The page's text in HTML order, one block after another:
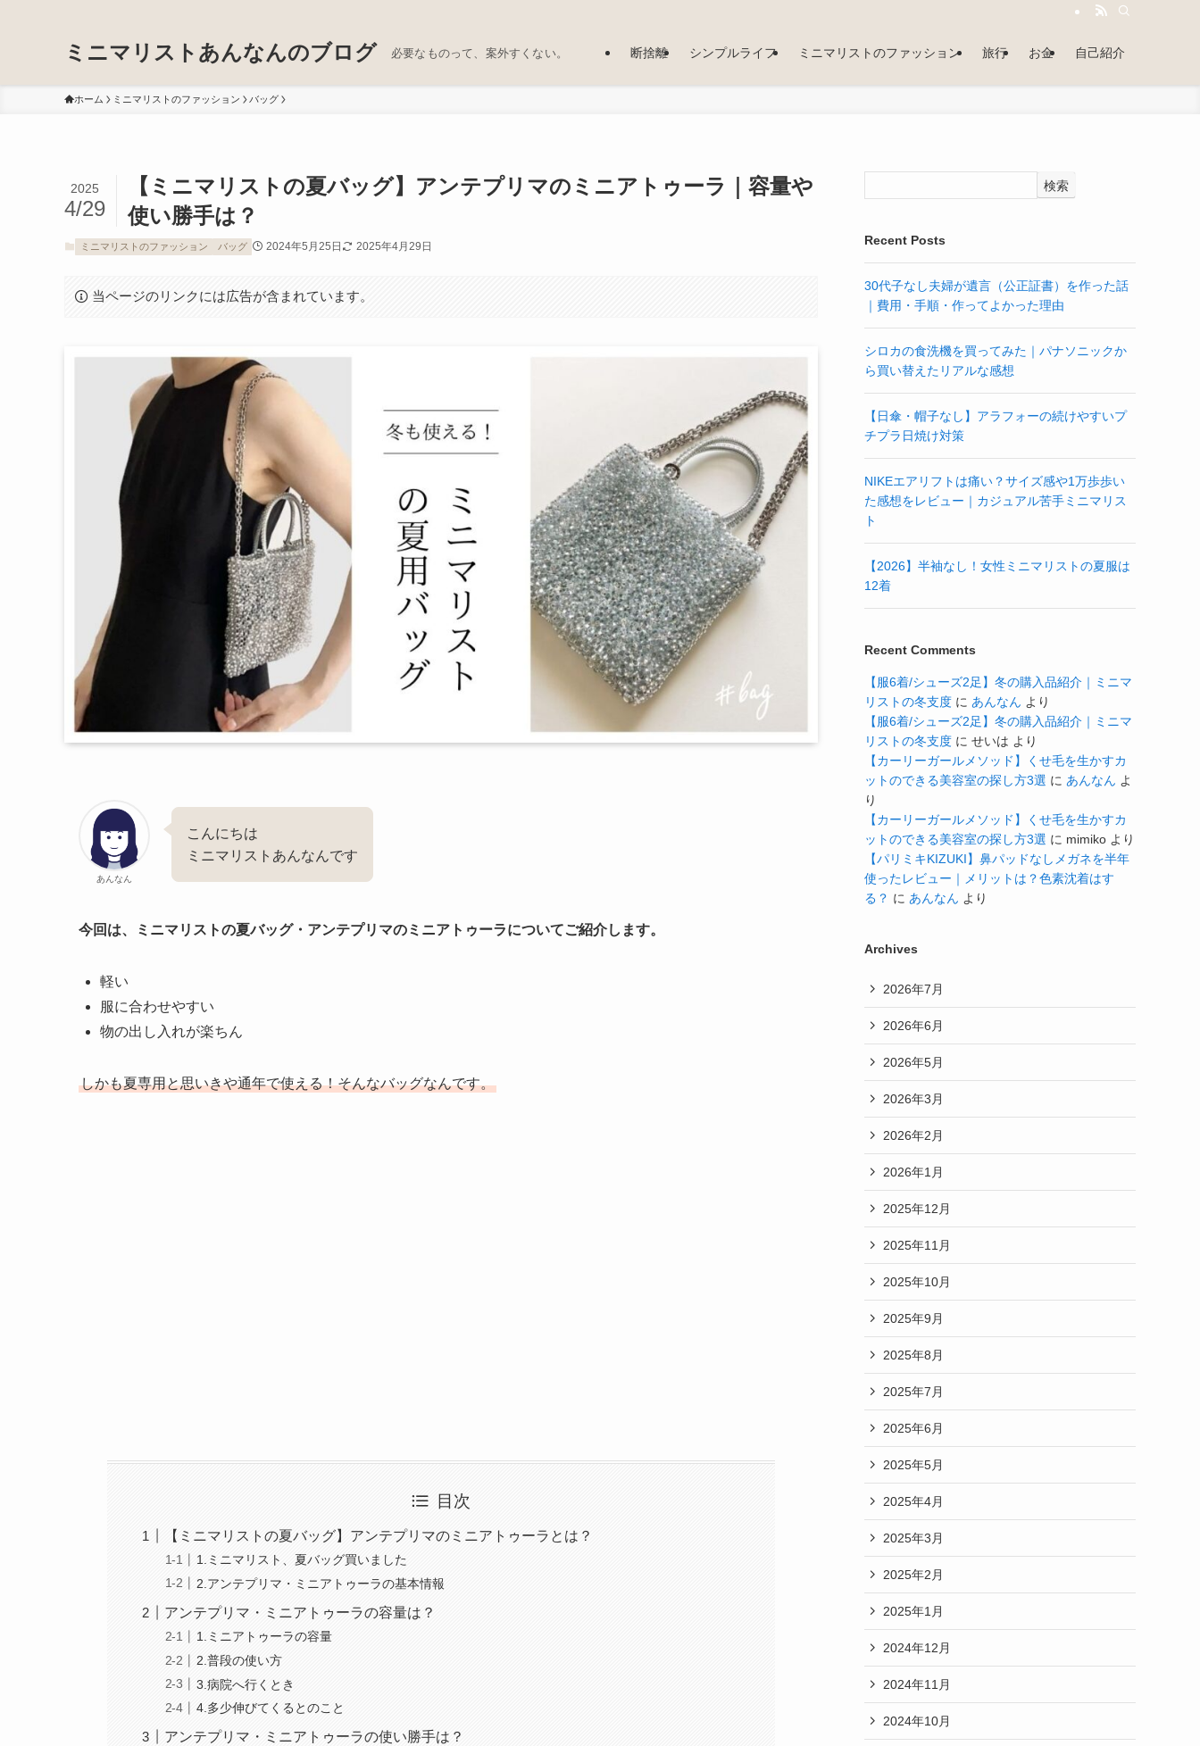
ミニマリストあんなんのブログ 必要なものって、案外すくない。 断捨離 シンプルライフ ミニマリストのファッション 旅行 お金 自己紹介
ホーム ミニマリストのファッション バッグ
【ミニマリストの夏バッグ】アンテプリマのミニアトゥーラ｜容量や
使い勝手は？
2025
4/29
ミニマリストのファッション バッグ 2024年5月25日 2025年4月29日
当ページのリンクには広告が含まれています。
あんなん
こんにちは
ミニマリストあんなんです
今回は、ミニマリストの夏バッグ・アンテプリマのミニアトゥーラについてご紹介します。
軽い
服に合わせやすい
物の出し入れが楽ちん
しかも夏専用と思いきや通年で使える！そんなバッグなんです。
目次
【ミニマリストの夏バッグ】アンテプリマのミニアトゥーラとは？
1.ミニマリスト、夏バッグ買いました
2.アンテプリマ・ミニアトゥーラの基本情報
アンテプリマ・ミニアトゥーラの容量は？
1.ミニアトゥーラの容量
2.普段の使い方
3.病院へ行くとき
4.多少伸びてくるとのこと
アンテプリマ・ミニアトゥーラの使い勝手は？
検索
Recent Posts
30代子なし夫婦が遺言（公正証書）を作った話
｜費用・手順・作ってよかった理由
シロカの食洗機を買ってみた｜パナソニックか
ら買い替えたリアルな感想
【日傘・帽子なし】アラフォーの続けやすいプ
チプラ日焼け対策
NIKEエアリフトは痛い？サイズ感や1万歩歩い
た感想をレビュー｜カジュアル苦手ミニマリス
ト
【2026】半袖なし！女性ミニマリストの夏服は
12着
Recent Comments
【服6着/シューズ2足】冬の購入品紹介｜ミニマ
リストの冬支度 に あんなん より
【服6着/シューズ2足】冬の購入品紹介｜ミニマ
リストの冬支度 に せいは より
【カーリーガールメソッド】くせ毛を生かすカ
ットのできる美容室の探し方3選 に あんなん よ
り
【カーリーガールメソッド】くせ毛を生かすカ
ットのできる美容室の探し方3選 に mimiko より
【パリミキKIZUKI】鼻パッドなしメガネを半年
使ったレビュー｜メリットは？色素沈着はす
る？ に あんなん より
Archives
2026年7月
2026年6月
2026年5月
2026年3月
2026年2月
2026年1月
2025年12月
2025年11月
2025年10月
2025年9月
2025年8月
2025年7月
2025年6月
2025年5月
2025年4月
2025年3月
2025年2月
2025年1月
2024年12月
2024年11月
2024年10月